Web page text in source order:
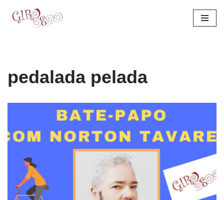
pedalada pelada